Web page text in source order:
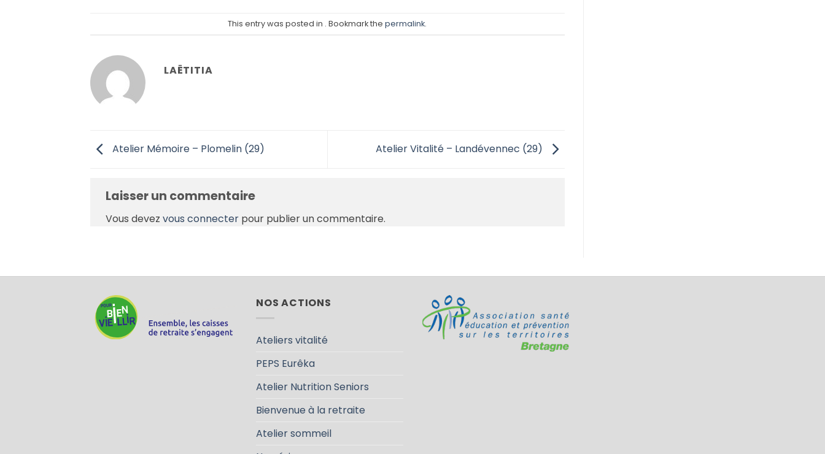
This entry was posted in . Bookmark thepermalink.
LAËTITIA
Atelier Mémoire – Plomelin (29) Atelier Vitalité – Landévennec (29)
Laisser un commentaire
Vous devez vous connecter pour publier un commentaire.
NOS ACTIONS
Ateliers vitalité
PEPS Eurêka
Atelier Nutrition Seniors
Bienvenue à la retraite
Atelier sommeil